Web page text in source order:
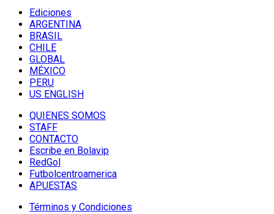
Ediciones
ARGENTINA
BRASIL
CHILE
GLOBAL
MÉXICO
PERU
US ENGLISH
QUIENES SOMOS
STAFF
CONTACTO
Escribe en Bolavip
RedGol
Futbolcentroamerica
APUESTAS
Términos y Condiciones